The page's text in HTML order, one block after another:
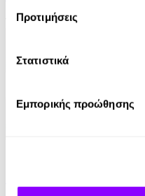
Προτιμήσεις
Στατιστικά
Εμπορικής προώθησης
13.99€